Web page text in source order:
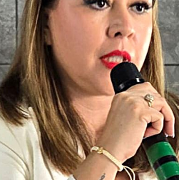
SIOP Moderniza La Casa
Van Por La Reorganización
Estados Unidos Endurece
Buscan A Wilber Armando
Melissa Madero Exige
Washington Enfrenta Una
Avanza Plan Para Construir
Nuevas Concesiones De
Mueren Cuatro Personas